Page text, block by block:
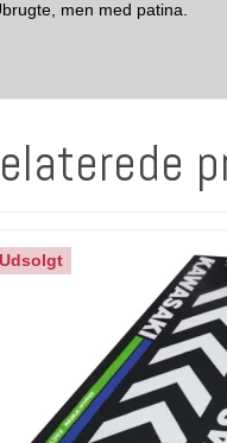
men med patina.
Udsolgt